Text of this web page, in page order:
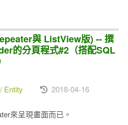
與 ListView版) -- 撰
的分頁程式#2（搭配SQL
Entity
2018-04-16
來呈現畫面而已。